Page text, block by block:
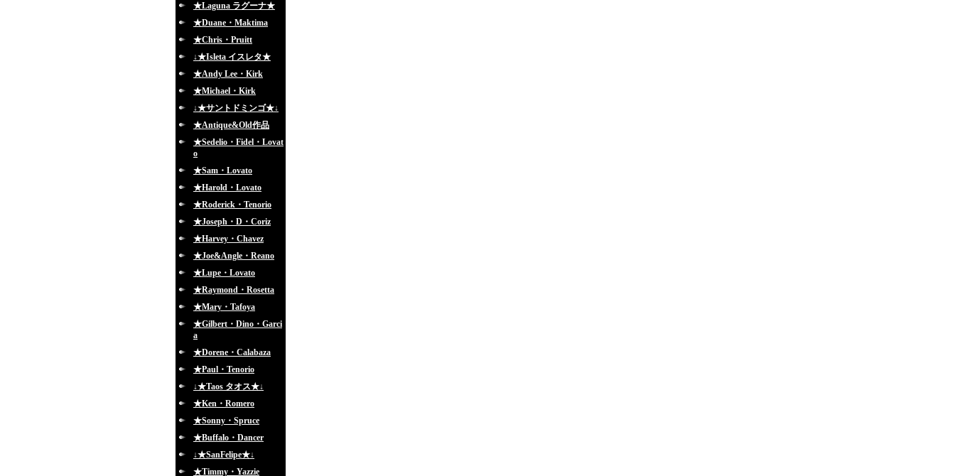
★Laguna ラグーナ★
★Duane・Maktima
★Chris・Pruitt
↓★Isleta イスレタ★
★Andy Lee・Kirk
★Michael・Kirk
↓★サントドミンゴ★↓
★Antique&Old作品
★Sedelio・Fidel・Lovat
o
★Sam・Lovato
★Harold・Lovato
★Roderick・Tenorio
★Joseph・D・Coriz
★Harvey・Chavez
★Joe&Angle・Reano
★Lupe・Lovato
★Raymond・Rosetta
★Mary・Tafoya
★Gilbert・Dino・Garci
a
★Dorene・Calabaza
★Paul・Tenorio
↓★Taos タオス★↓
★Ken・Romero
★Sonny・Spruce
★Buffalo・Dancer
↓★SanFelipe★↓
★Timmy・Yazzie